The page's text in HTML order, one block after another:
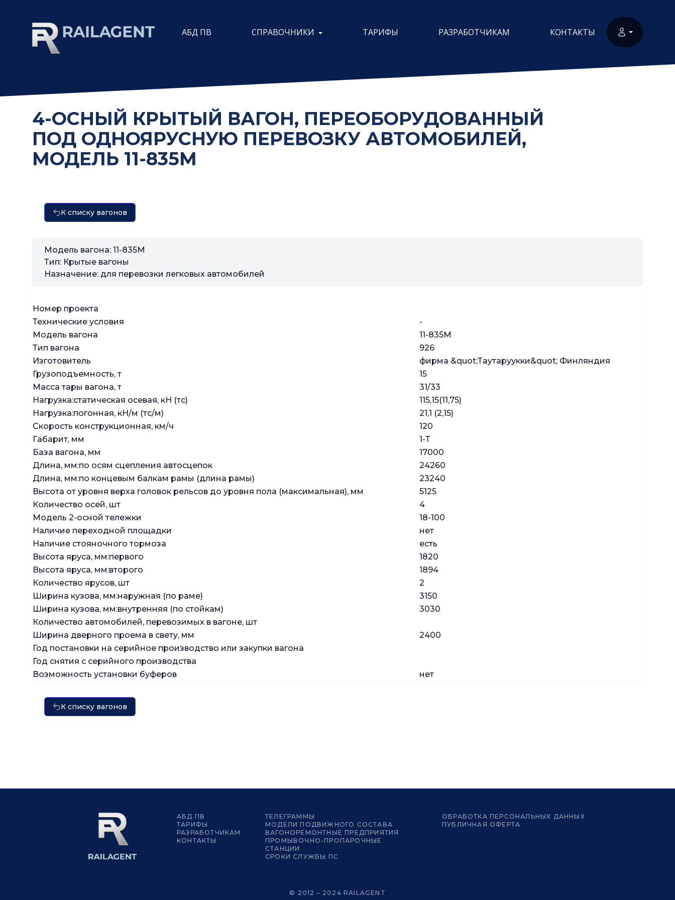
АБД ПВ СПРАВОЧНИКИ ТАРИФЫ РАЗРАБОТЧИКАМ КОНТАКТЫ
4-ОСНЫЙ КРЫТЫЙ ВАГОН, ПЕРЕОБОРУДОВАННЫЙ
ПОД ОДНОЯРУСНУЮ ПЕРЕВОЗКУ АВТОМОБИЛЕЙ,
МОДЕЛЬ 11-835М
К списку вагонов
Модель вагона: 11-835М
Тип: Крытые вагоны
Назначение: для перевозки легковых автомобилей
Номер проекта
Технические условия
-
Модель вагона
11-835М
Тип вагона
926
Изготовитель
фирма &quot;Таутаруукки&quot; Финляндия
Грузоподъемность, т
15
Масса тары вагона, т
31/33
Нагрузка:статическая осевая, кН (тс)
115,15(11,75)
Нагрузка:погонная, кН/м (тс/м)
21,1 (2,15)
Скорость конструкционная, км/ч
120
Габарит, мм
1-Т
База вагона, мм
17000
Длина, мм:по осям сцепления автосцепок
24260
Длина, мм:по концевым балкам рамы (длина рамы)
23240
Высота от уровня верха головок рельсов до уровня пола (максимальная), мм
5125
Количество осей, шт
4
Модель 2-осной тележки
18-100
Наличие переходной площадки
нет
Наличие стояночного тормоза
есть
Высота яруса, мм:первого
1820
Высота яруса, мм:второго
1894
Количество ярусов, шт
2
Ширина кузова, мм:наружная (по раме)
3150
Ширина кузова, мм:внутренняя (по стойкам)
3030
Количество автомобилей, перевозимых в вагоне, шт
Ширина дверного проема в свету, мм
2400
Год постановки на серийное производство или закупки вагона
Год снятия с серийного производства
Возможность установки буферов
нет
К списку вагонов
АБД ПВ
ТАРИФЫ
РАЗРАБОТЧИКАМ
КОНТАКТЫ
ТЕЛЕГРАММЫ
МОДЕЛИ ПОДВИЖНОГО СОСТАВА
ВАГОНОРЕМОНТНЫЕ ПРЕДПРИЯТИЯ
ПРОМЫВОЧНО-ПРОПАРОЧНЫЕ
СТАНЦИИ
СРОКИ СЛУЖБЫ ПС
ОБРАБОТКА ПЕРСОНАЛЬНЫХ ДАННЫХ
ПУБЛИЧНАЯ ОФЕРТА
© 2012 – 2024 RAILAGENT